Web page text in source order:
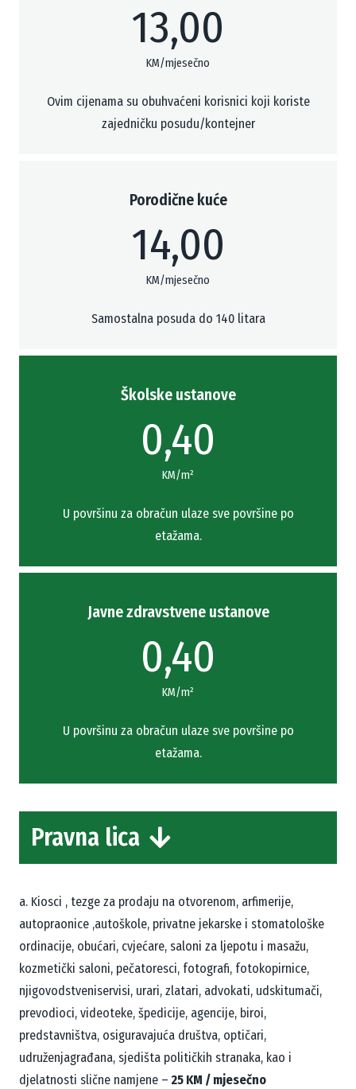
13,00
KM/mjesečno
Ovim cijenama su obuhvaćeni korisnici koji koriste
zajedničku posudu/kontejner
Porodične kuće
14,00
KM/mjesečno
Samostalna posuda do 140 litara
Školske ustanove
0,40
KM/m²
U površinu za obračun ulaze sve površine po
etažama.
Javne zdravstvene ustanove
0,40
KM/m²
U površinu za obračun ulaze sve površine po
etažama.
Pravna lica
a. Kiosci , tezge za prodaju na otvorenom, arfimerije,
autopraonice ,autoškole, privatne jekarske i stomatološke
ordinacije, obućari, cvjećare, saloni za ljepotu i masažu,
kozmetički saloni, pečatoresci, fotografi, fotokopirnice,
njigovodstveniservisi, urari, zlatari, advokati, udskitumači,
prevodioci, videoteke, špedicije, agencije, biroi,
predstavništva, osiguravajuća društva, optičari,
udruženjagrađana, sjedišta političkih stranaka, kao i
djelatnosti slične namjene – 25 KM / mjesečno